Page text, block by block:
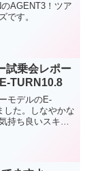
AGENT3！ツア
です。
試乗会レポー
TURN10.8
モデルのE-
した。しなやかな
持ち良いスキー